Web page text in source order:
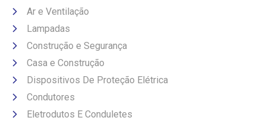
Ar e Ventilação
Lampadas
Construção e Segurança
Casa e Construção
Dispositivos De Proteção Elétrica
Condutores
Eletrodutos E Conduletes